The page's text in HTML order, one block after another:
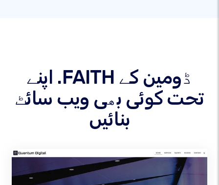
اپنے .FAITH ڈومین کے
تحت کوئی بھی ویب سائٹ
بنائیں